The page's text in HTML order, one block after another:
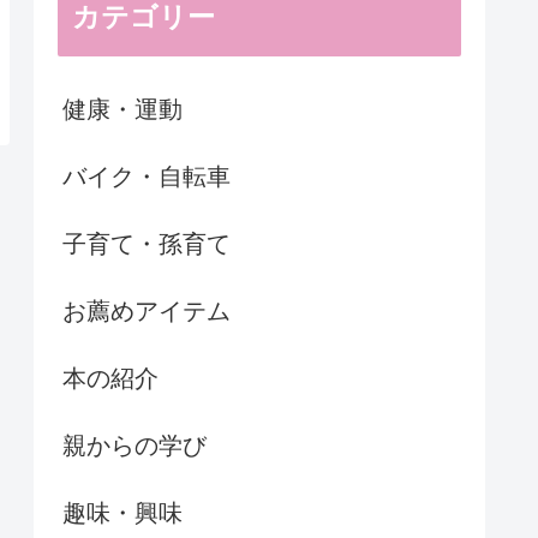
カテゴリー
健康・運動
バイク・自転車
子育て・孫育て
お薦めアイテム
本の紹介
親からの学び
趣味・興味